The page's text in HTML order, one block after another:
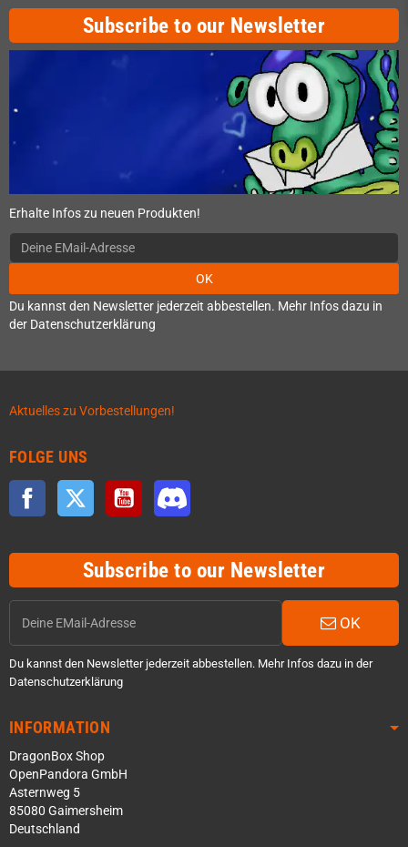
Subscribe to our Newsletter
Erhalte Infos zu neuen Produkten!
OK
Du kannst den Newsletter jederzeit abbestellen. Mehr Infos dazu in
der Datenschutzerklärung
Aktuelles zu Vorbestellungen!
FOLGE UNS
Facebook Twitter YouTube
Subscribe to our Newsletter
OK
Du kannst den Newsletter jederzeit abbestellen. Mehr Infos dazu in der
Datenschutzerklärung
INFORMATION
DragonBox Shop
OpenPandora GmbH
Asternweg 5
85080 Gaimersheim
Deutschland